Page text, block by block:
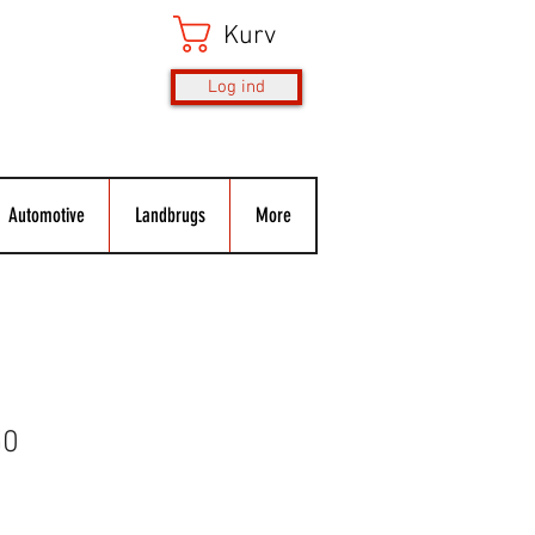
Kurv
Log ind
Automotive Landbrugs More